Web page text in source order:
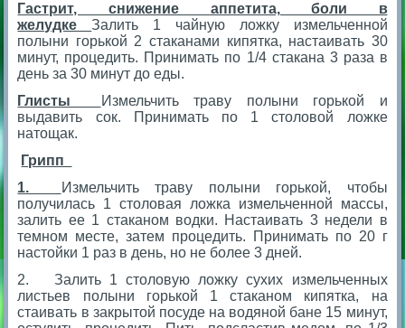
Гастрит, снижение аппетита, боли в
желудкеЗалить 1 чайную ложку измельченной
полыни горькой 2 стаканами кипятка, настаивать 30
минут, процедить. Принимать по 1/4 стакана 3 раза в
день за 30 минут до еды.
Глисты
Измельчить траву полыни горькой и
выдавить сок. Принимать по 1 столовой ложке
натощак.
Грипп
1.
Измельчить траву полыни горькой, чтобы
получилась 1 столовая ложка измельченной массы,
залить ее 1 стаканом водки. Настаивать 3 недели в
темном месте, затем процедить. Принимать по 20 г
настойки 1 раз в день, но не более 3 дней.
2. Залить 1 столовую ложку сухих измельченных
листьев полыни горькой 1 стаканом кипятка, на
стаивать в закрытой посуде на водяной бане 15 минут,